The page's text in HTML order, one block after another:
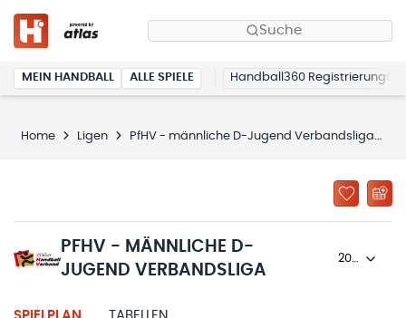
Suche
MEIN HANDBALL ALLE SPIELE Handball360 Registrierung
Home Ligen PfHV - männliche D-Jugend Verbandsliga
PFHV - MÄNNLICHE D-
JUGEND VERBANDSLIGA